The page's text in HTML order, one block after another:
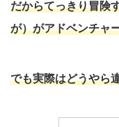
だからてっきり冒険
が）がアドベンチャ
でも実際はどうやら